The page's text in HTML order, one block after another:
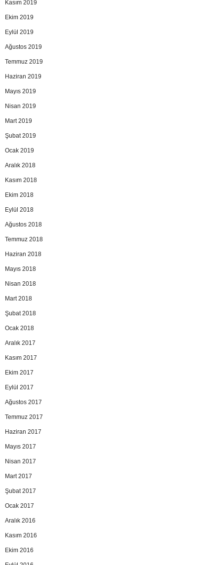
Kasım 2019
Ekim 2019
Eylül 2019
Ağustos 2019
Temmuz 2019
Haziran 2019
Mayıs 2019
Nisan 2019
Mart 2019
Şubat 2019
Ocak 2019
Aralık 2018
Kasım 2018
Ekim 2018
Eylül 2018
Ağustos 2018
Temmuz 2018
Haziran 2018
Mayıs 2018
Nisan 2018
Mart 2018
Şubat 2018
Ocak 2018
Aralık 2017
Kasım 2017
Ekim 2017
Eylül 2017
Ağustos 2017
Temmuz 2017
Haziran 2017
Mayıs 2017
Nisan 2017
Mart 2017
Şubat 2017
Ocak 2017
Aralık 2016
Kasım 2016
Ekim 2016